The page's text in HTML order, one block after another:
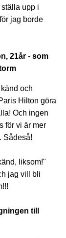
upp i
jag borde
21år - som
och
Hilton göra
Och ingen
för vi är mer
Sådeså!
liksom!"
jag vill bli
till